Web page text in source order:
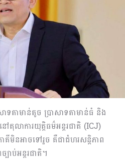
តាមាន់តូច ប្រាសាទតាមាន់ធំ និង
តុលាការយុត្តិធម៌អន្តរជាតិ (ICJ)
ាគីមិនអាចទៅរួច គឺជាជំហរសន្តិភាព
ាប់អន្តរជាតិ។